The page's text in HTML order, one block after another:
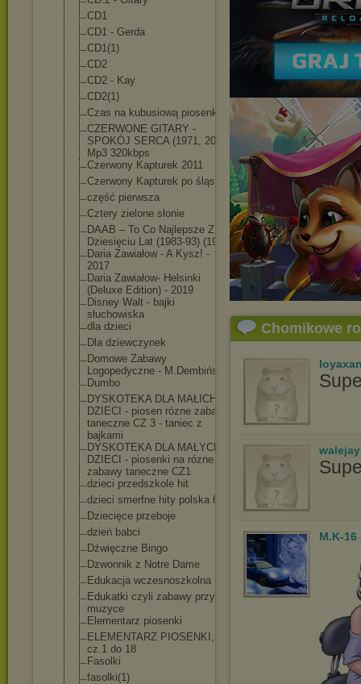
CD1
CD1 - Gerda
CD1(1)
CD2
CD2 - Kay
CD2(1)
Czas na kubusiową piosenkę
CZERWONE GITARY -
SPOKÓJ SERCA (1971, 2021)
Mp3 320kbps
Czerwony Kapturek 2011
Czerwony Kapturek po śląsku
część pierwsza
Cztery zielone słonie
DAAB – To Co Najlepsze Z
Dziesięciu Lat (1983-93) (1993)
Daria Zawiałow - A Kysz! -
2017
Daria Zawiałow- Helsinki
(Deluxe Edition) - 2019
Disney Walt - bajki
słuchowiska
dla dzieci
Dla dziewczynek
Domowe Zabawy
Logopedyczne - M.Dembińska
Dumbo
DYSKOTEKA DLA MAŁICH
DZIECI - piosen rózne zabawy
taneczne CZ 3 - taniec z
bajkami
DYSKOTEKA DLA MAŁYCH
DZIECI - piosenki na rózne
zabawy taneczne CZ1
dzieci przedszkole hit
dzieci smerfne hity polska hit
Dziecięce przeboje
dzień babci
Dźwięczne Bingo
Dzwonnik z Notre Dame
Edukacja wczesnoszkolna
Edukatki czyli zabawy przy
muzyce
Elementarz piosenki
ELEMENTARZ PIOSENKI,
cz.1 do 18
Fasolki
fasolki(1)
Chomikowe
M.K-16